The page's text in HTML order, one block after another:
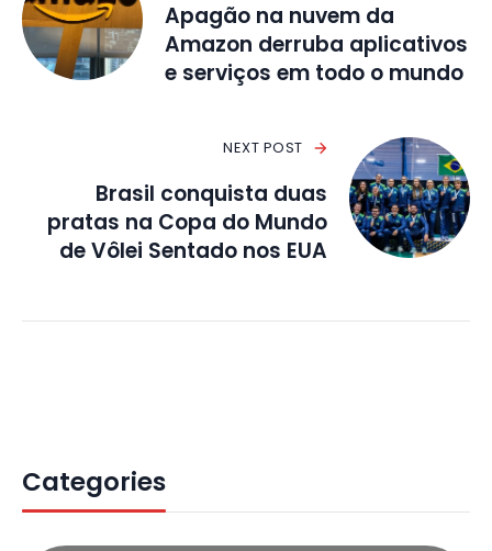
Apagão na nuvem da
Amazon derruba aplicativos
e serviços em todo o mundo
NEXT POST
Brasil conquista duas
pratas na Copa do Mundo
de Vôlei Sentado nos EUA
Categories